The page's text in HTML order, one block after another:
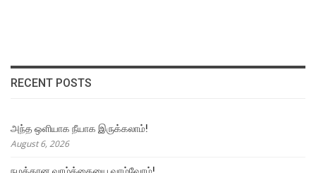
RECENT POSTS
அந்த ஒளியாக நீயாக இருக்கலாம்!
August 6, 2026